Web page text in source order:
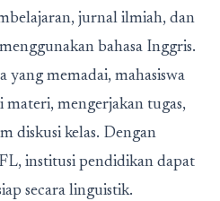
jurnal ilmiah, dan
bahasa Inggris.
yang memadai, mahasiswa
materi, mengerjakan tugas,
diskusi kelas. Dengan
institusi pendidikan dapat
secara linguistik.